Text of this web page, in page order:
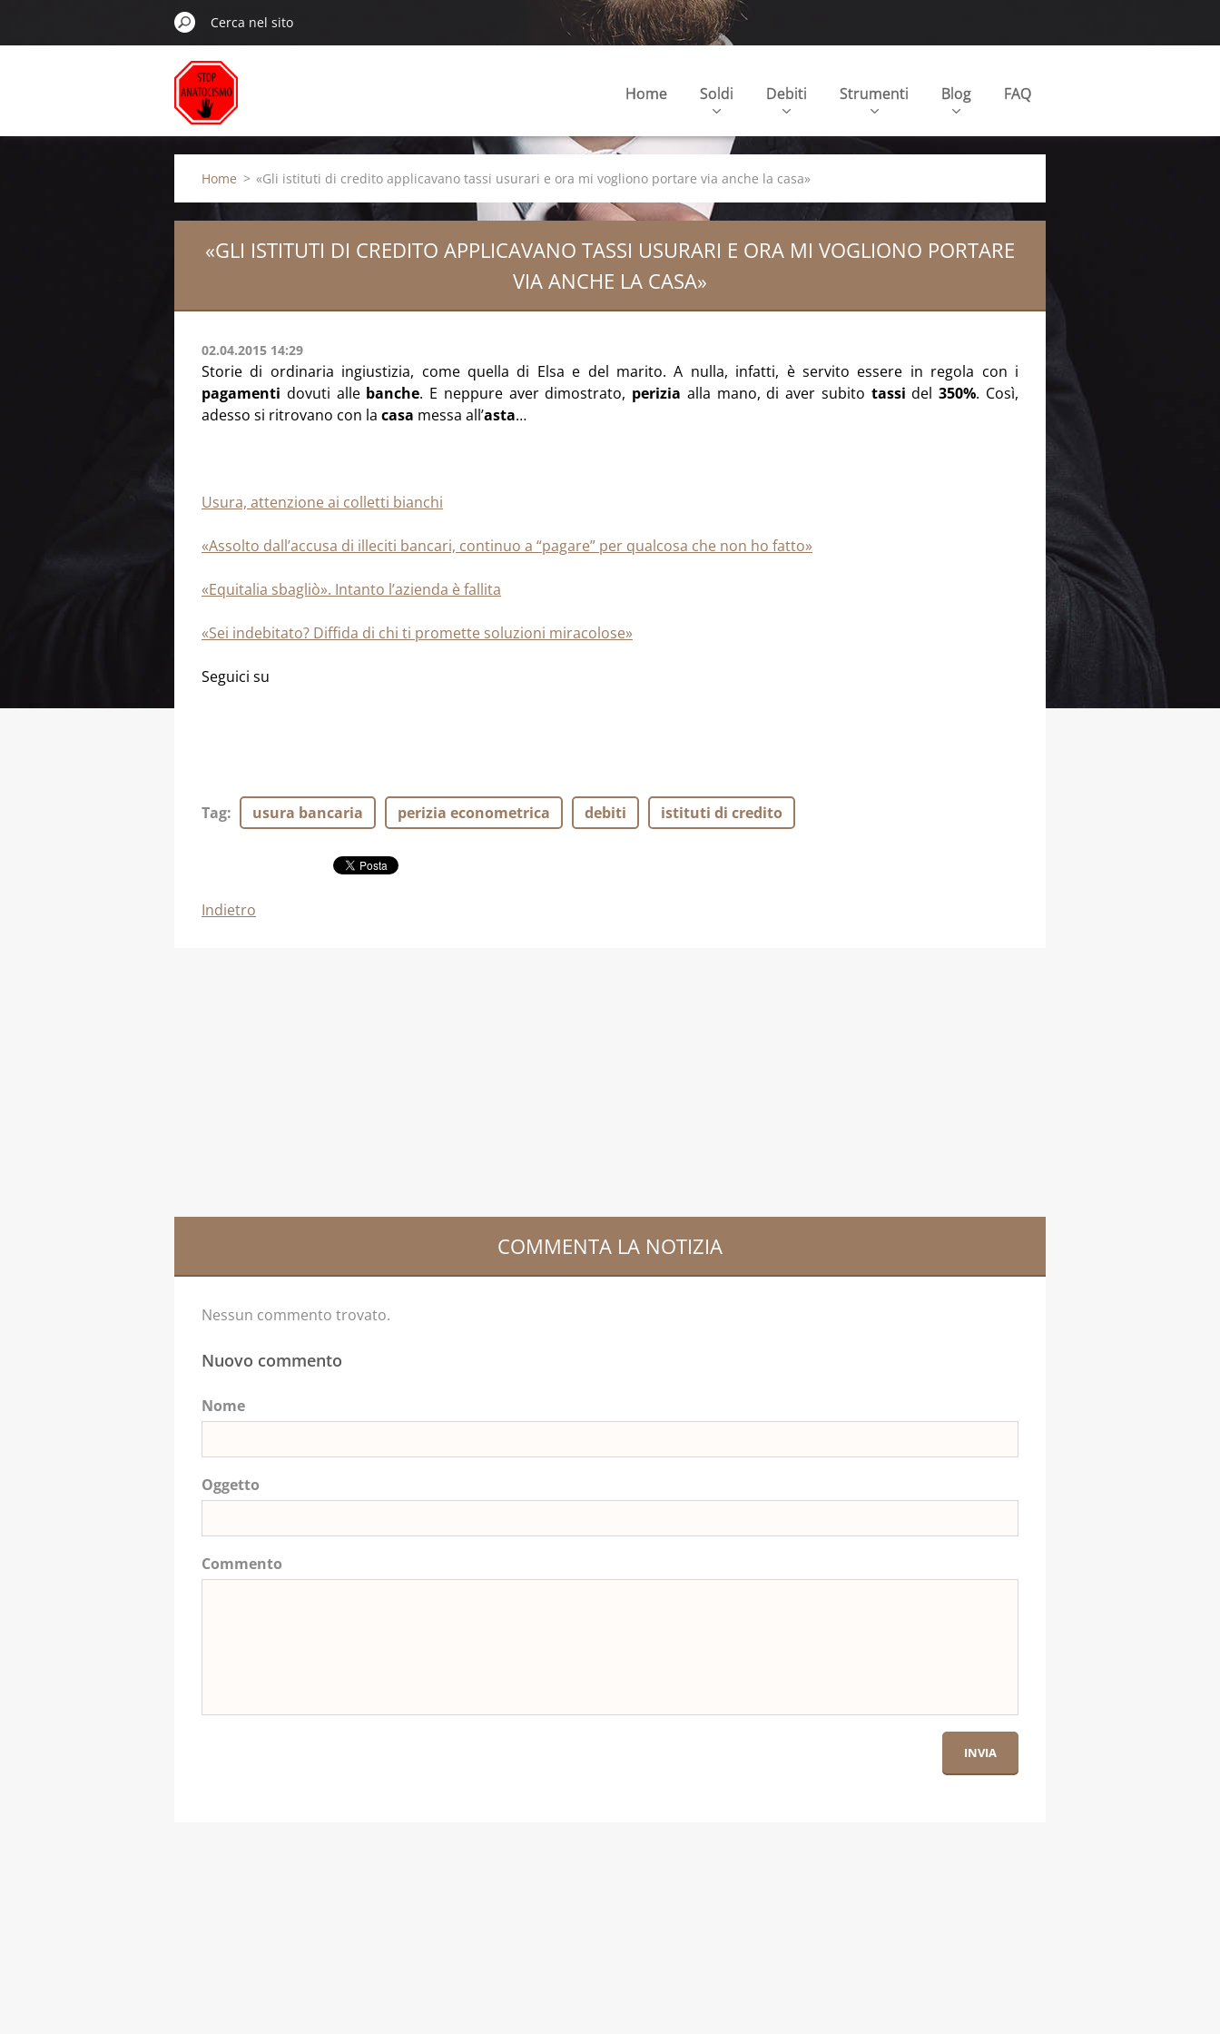
Home Soldi Debiti Strumenti Blog FAQ
Home > «Gli istituti di credito applicavano tassi usurari e ora mi vogliono portare via anche la casa»
«GLI ISTITUTI DI CREDITO APPLICAVANO TASSI USURARI E ORA MI VOGLIONO PORTARE
VIA ANCHE LA CASA»
02.04.2015 14:29
Storie di ordinaria ingiustizia, come quella di Elsa e del marito. A nulla, infatti, è servito essere in regola con i
pagamenti dovuti alle banche. E neppure aver dimostrato, perizia alla mano, di aver subito tassidel350%. Così,
adesso si ritrovano con la casa messa all’asta…
Usura, attenzione ai colletti bianchi
«Assolto dall’accusa di illeciti bancari, continuo a “pagare” per qualcosa che non ho fatto»
«Equitalia sbagliò». Intanto l’azienda è fallita
«Sei indebitato? Diffida di chi ti promette soluzioni miracolose»
Seguici su
Tag: usura bancaria perizia econometrica debiti istituti di credito
Indietro
COMMENTA LA NOTIZIA
Nessun commento trovato.
Nuovo commento
Nome
Oggetto
Commento